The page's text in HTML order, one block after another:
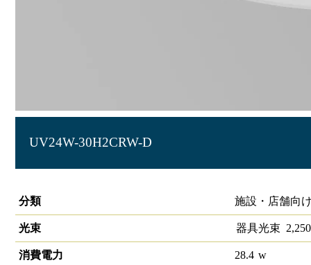
UV24W-30H2CRW-D
分類
施設・店舗向
光束 器具光束 2,250
消費電力 28.4 w